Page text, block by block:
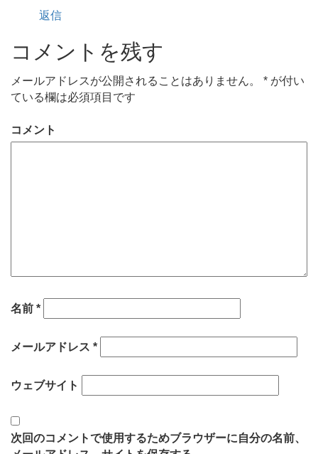
返信
コメントを残す
メールアドレスが公開されることはありません。 * が付い
ている欄は必須項目です
コメント
名前 *
メールアドレス *
ウェブサイト
次回のコメントで使用するためブラウザーに自分の名前、